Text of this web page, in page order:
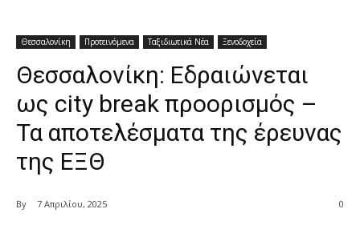
Θεσσαλονίκη Προτεινόμενα Ταξιδιωτικά Νέα Ξενοδοχεία
Θεσσαλονίκη: Εδραιώνεται
ως city break προορισμός –
Τα αποτελέσματα της έρευνας
της ΕΞΘ
By 7 Απριλίου, 2025 0